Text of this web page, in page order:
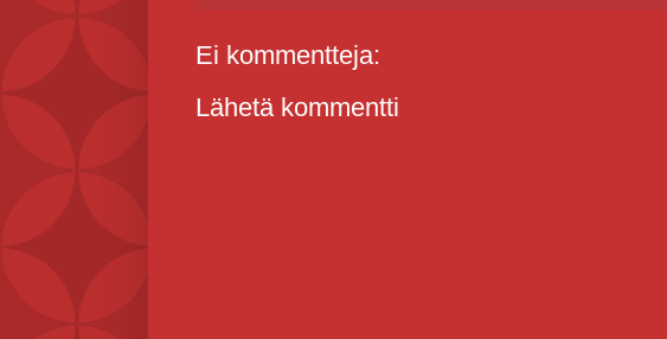
Ei kommentteja:
Lähetä kommentti